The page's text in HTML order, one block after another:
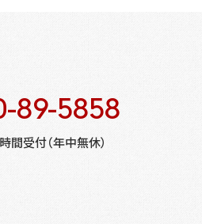
89-5858
間受付（年中無休）